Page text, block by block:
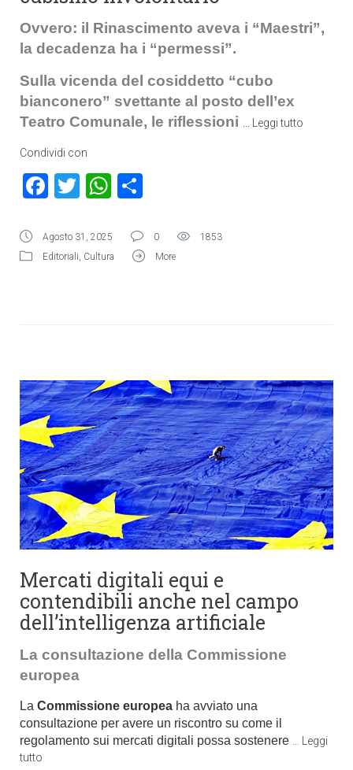
Ovvero: il Rinascimento aveva i “Maestri”,
la decadenza ha i “permessi”.
Sulla vicenda del cosiddetto “cubo
bianconero” svettante al posto dell’ex
Teatro Comunale, le riflessioni
Leggi tutto
Condividi con
Facebook
TwitterWhatsApp
Agosto 31, 2025 0
1853
Editoriali, Cultura More
Mercati digitali equi e
contendibili anche nel campo
dell’intelligenza artificiale
La consultazione della Commissione
europea
La Commissione europea ha avviato una
consultazione per avere un riscontro su come il
regolamento sui mercati digitali possa sostenere
Leggi
tutto